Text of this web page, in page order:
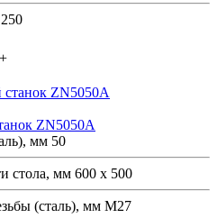
250
+
ZN5050A
мм 50
стола, мм 600 х 500
(сталь), мм М27